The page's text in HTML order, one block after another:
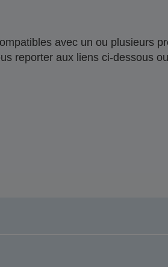
avec un ou plusieurs
reporter aux liens ci-dessous